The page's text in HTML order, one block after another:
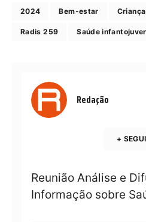
2024 Bem-estar
Radis 259 Saúde
Redação
+
Reunião Análise e
Informação sobre